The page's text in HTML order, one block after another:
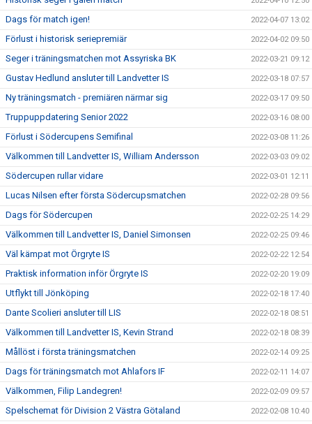
Dags för match igen! 2022-04-07 13:02
Förlust i historisk seriepremiär 2022-04-02 09:50
Seger i träningsmatchen mot Assyriska BK 2022-03-21 09:12
Gustav Hedlund ansluter till Landvetter IS 2022-03-18 07:57
Ny träningsmatch - premiären närmar sig 2022-03-17 09:50
Truppuppdatering Senior 2022 2022-03-16 08:00
Förlust i Södercupens Semifinal 2022-03-08 11:26
Välkommen till Landvetter IS, William Andersson 2022-03-03 09:02
Södercupen rullar vidare 2022-03-01 12:11
Lucas Nilsen efter första Södercupsmatchen 2022-02-28 09:56
Dags för Södercupen 2022-02-25 14:29
Välkommen till Landvetter IS, Daniel Simonsen 2022-02-25 09:46
Väl kämpat mot Örgryte IS 2022-02-22 12:54
Praktisk information inför Örgryte IS 2022-02-20 19:09
Utflykt till Jönköping 2022-02-18 17:40
Dante Scolieri ansluter till LIS 2022-02-18 08:51
Välkommen till Landvetter IS, Kevin Strand 2022-02-18 08:39
Mållöst i första träningsmatchen 2022-02-14 09:25
Dags för träningsmatch mot Ahlafors IF 2022-02-11 14:07
Välkommen, Filip Landegren! 2022-02-09 09:57
Spelschemat för Division 2 Västra Götaland 2022-02-08 10:40